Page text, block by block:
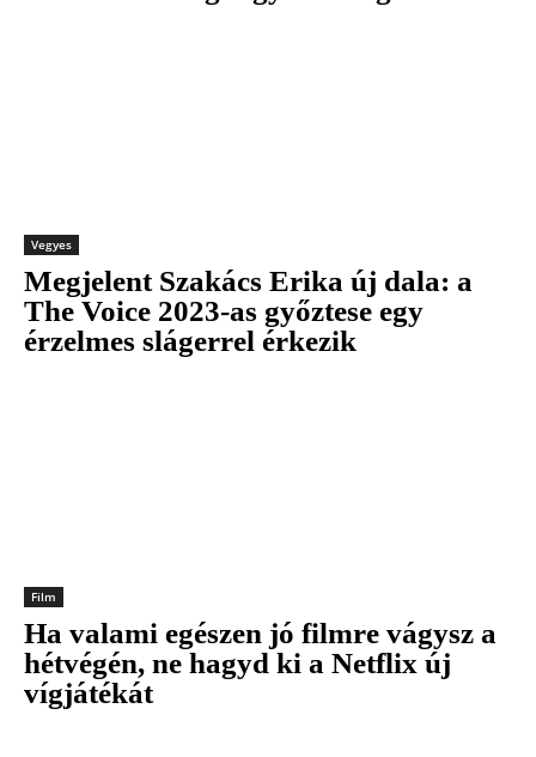
Vegyes
Megjelent Szakács Erika új dala: a
The Voice 2023-as győztese egy
érzelmes slágerrel érkezik
Film
Ha valami egészen jó filmre vágysz a
hétvégén, ne hagyd ki a Netflix új
vígjátékát